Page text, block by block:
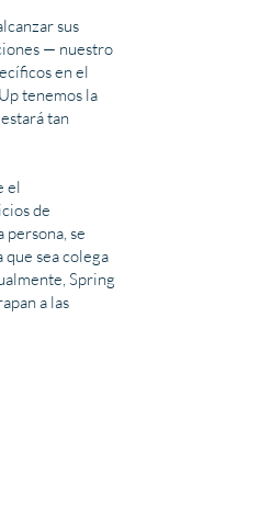
sus
— nuestro
en el
tenemos la
tan
el
de
se
sea colega
Spring
a las